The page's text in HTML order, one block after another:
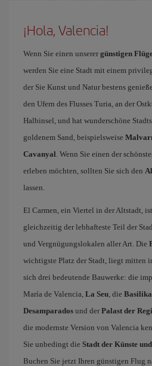
¡Hola, Valencia!
Wenn Sie einen unserer günstigen
werden Sie eine Stadt mit einem
der Sie Kunst und Natur bestens
den Ufern des Flusses Turia, an der
Halbinsel, und hat wunderschöne
goldenem Sand, beispielsweise
Cavanyal. Wenn Sie einen der
erleben möchten, sollten Sie sich den
lassen.
El Carmen, ein Viertel in der Altstadt,
gleichzeitig der lebhafteste Teil der
und Vergnügungslokalen aller Art. Die
wichtigste Platz der Stadt, liegt mitten
sich drei bedeutende Bauwerke: die
María de Valencia, La Seu, die
Desamparados und der Palast der
die modernste Version von Valencia
Sie unbedingt die Stadt der Künste
Buchen Sie jetzt Ihren günstigen Flug